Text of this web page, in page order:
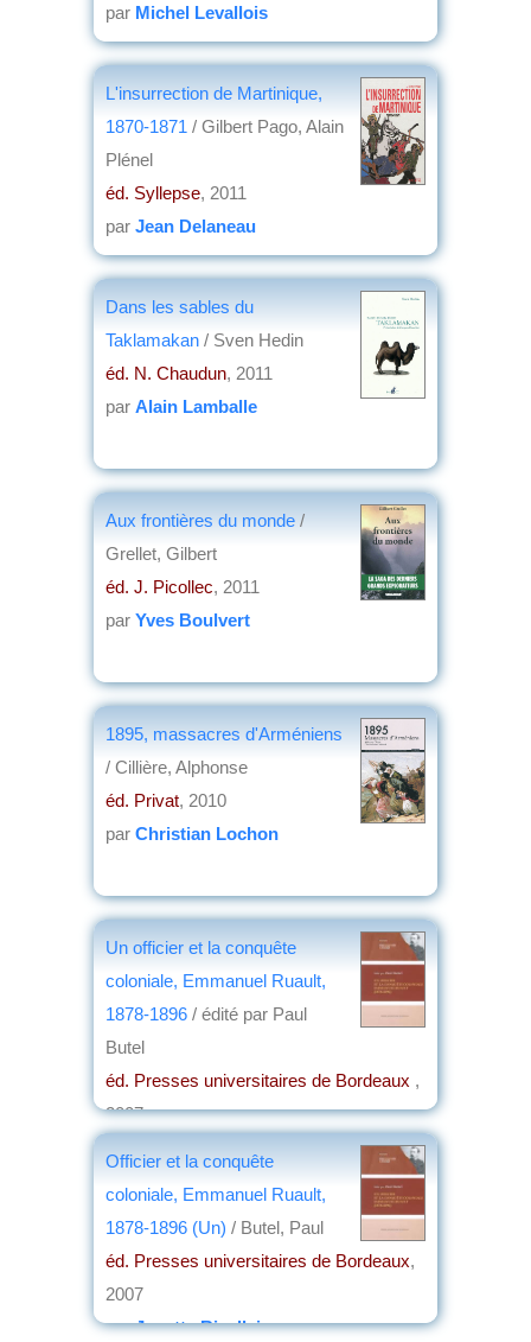
par Michel Levallois
L'insurrection de Martinique,
1870-1871 / Gilbert Pago, Alain
Plénel
éd. Syllepse, 2011
par Jean Delaneau
Dans les sables du
Taklamakan / Sven Hedin
éd. N. Chaudun, 2011
par Alain Lamballe
Aux frontières du monde /
Grellet, Gilbert
éd. J. Picollec, 2011
par Yves Boulvert
1895, massacres d'Arméniens
/ Cillière, Alphonse
éd. Privat, 2010
par Christian Lochon
Un officier et la conquête
coloniale, Emmanuel Ruault,
1878-1896 / édité par Paul
Butel
éd. Presses universitaires de Bordeaux ,
2007
Officier et la conquête
coloniale, Emmanuel Ruault,
1878-1896 (Un) / Butel, Paul
éd. Presses universitaires de Bordeaux,
2007
parJosette Rivallain